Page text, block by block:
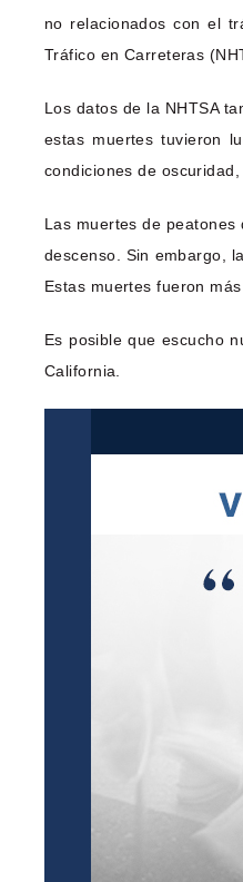
no relacionados con el
Tráfico en Carreteras
Los datos de la NHTSA
estas muertes tuvieron
condiciones de
Las muertes de
descenso. Sin embargo,
Estas muertes fueron
Es posible que escucho
California.